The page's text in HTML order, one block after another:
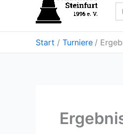
Start Turniere